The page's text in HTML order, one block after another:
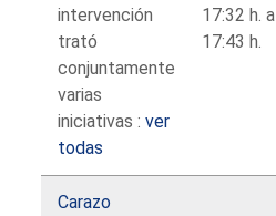
intervención
trató
conjuntamente
varias
iniciativas :ver
todas
17:32 h. a
17:43 h.
Carazo